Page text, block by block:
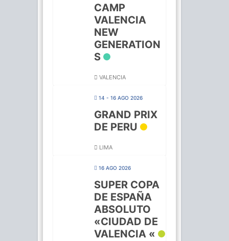
CAMP
VALENCIA
NEW
GENERATION
S
VALENCIA
14 - 16 AGO 2026
GRAND PRIX
DE PERU
LIMA
16 AGO 2026
SUPER COPA
DE ESPAÑA
ABSOLUTO
«CIUDAD DE
VALENCIA «